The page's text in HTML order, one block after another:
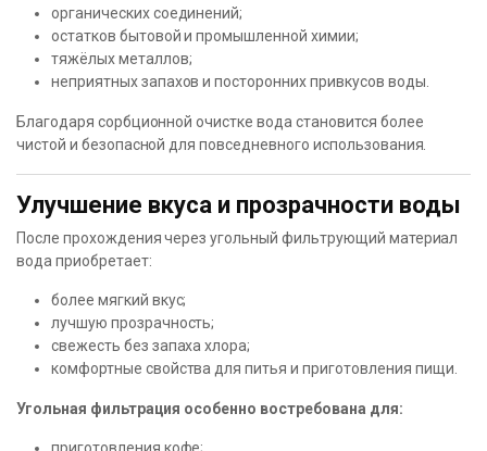
органических соединений;
остатков бытовой и промышленной химии;
тяжёлых металлов;
неприятных запахов и посторонних привкусов воды.
Благодаря сорбционной очистке вода становится более
чистой и безопасной для повседневного использования.
Улучшение вкуса и прозрачности воды
После прохождения через угольный фильтрующий материал
вода приобретает:
более мягкий вкус;
лучшую прозрачность;
свежесть без запаха хлора;
комфортные свойства для питья и приготовления пищи.
Угольная фильтрация особенно востребована для: